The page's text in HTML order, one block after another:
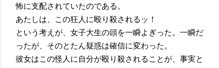
怖に支配されていたのである。
あたしは、この狂人に殴り殺されるッ！
という考えが、女子大生の頭を一瞬よぎった。一瞬だ
ったが、そのとたん疑惑は確信に変わった。
彼女はこの怪人に自分が殴り殺されることが、事実と